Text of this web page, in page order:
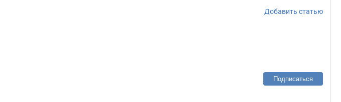
Добавить статью
Подписаться